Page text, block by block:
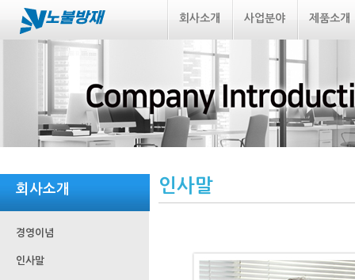
회사소개 사업분야 제품소개
회사소개
경영이념
인사말
인사말